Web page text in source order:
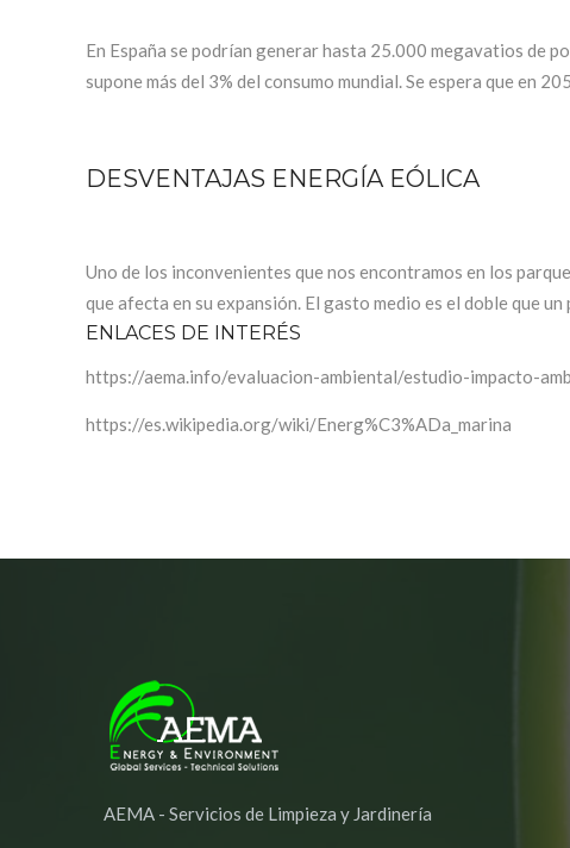
En España se podrían generar hasta 25.000 megavatios de
supone más del 3% del consumo mundial. Se espera que en
DESVENTAJAS ENERGÍA EÓLICA
Uno de los inconvenientes que nos encontramos en los
que afecta en su expansión. El gasto medio es el doble que
ENLACES DE INTERÉS
https://aema.info/evaluacion-ambiental/estudio-impacto-
https://es.wikipedia.org/wiki/Energ%C3%ADa_marina
AEMA - Servicios de Limpieza y Jardinería